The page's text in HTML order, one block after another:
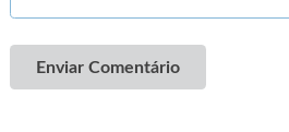
Enviar Comentário